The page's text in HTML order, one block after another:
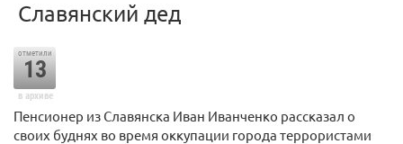
Славянский дед
отметили
13
в архиве
Пенсионер из Славянска Иван Иванченко рассказал о
своих буднях во время оккупации города террористами